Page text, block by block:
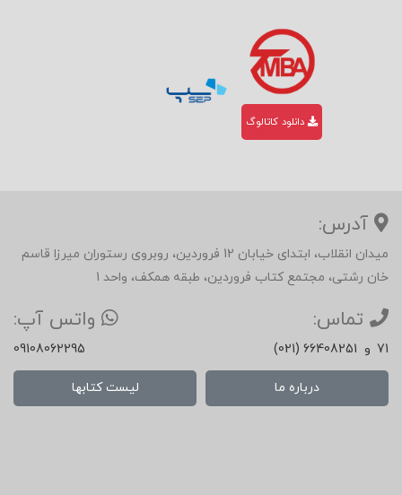
دانلود کاتالوگ
آدرس:
میدان انقلاب، ابتدای خیابان 12 فروردین، روبروی رستوران میرزا قاسم
خان رشتی، مجتمع کتاب فروردین، طبقه همکف، واحد 1
تماس:
(021) 66408251 و 71
واتس آپ:
09108062295
درباره ما لیست کتابها